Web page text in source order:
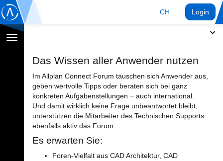
CH Login
Navigation
Das Wissen aller Anwender nutzen
Im Allplan Connect Forum tauschen sich Anwender aus,
geben wertvolle Tipps oder beraten sich bei ganz
konkreten Aufgabenstellungen − auch international.
Und damit wirklich keine Frage unbeantwortet bleibt,
unterstützen die Mitarbeiter des Technischen Supports
ebenfalls aktiv das Forum.
Es erwarten Sie:
Foren-Vielfalt aus CAD Architektur, CAD